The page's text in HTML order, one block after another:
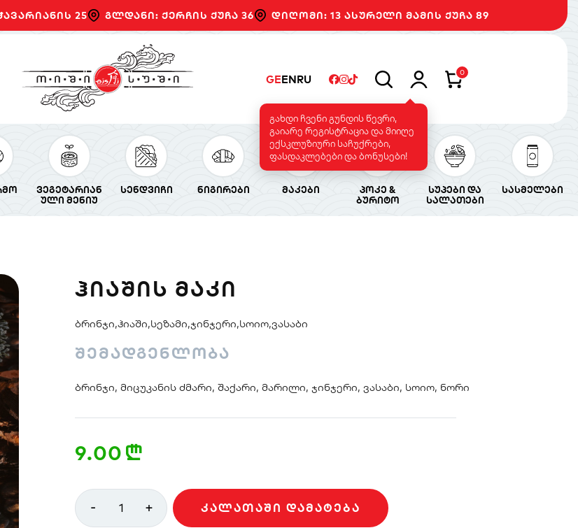
25 გლდანი: ქერჩის ქუჩა 36 დიღომი: 13 ასურელი მამის ქუჩა 89
GEENRU
გახდი ჩვენი გუნდის წევრი,
გაიარე რეგისტრაცია და მიიღე
ექსკლუზიური საჩუქრები,
ფასდაკლებები და ბონუსები!
0
ვეგეტარიან
ული მენიუ
სენდვიჩი ნიგირები მაკები
პოკე &
ბურიტო
სუპები და
სალათები
სასმელები
ᲰᲘᲐᲨᲘᲡ ᲛᲐᲙᲘ
ბრინჯი,ჰიაში,სეზამი,ჯინჯერი,სოიო,ვასაბი
შემადგენლობა
ბრინჯი, მიცუკანის ძმარი, შაქარი, მარილი, ჯინჯერი, ვასაბი, სოიო, ნორი
9.00 n
- 1 + ᲙᲐᲚᲐᲗᲐᲨᲘ ᲓᲐᲛᲐᲢᲔᲑᲐ